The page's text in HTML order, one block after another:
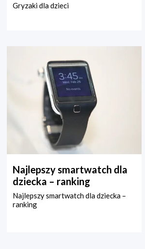
Gryzaki dla dzieci
Najlepszy smartwatch dla
dziecka – ranking
Najlepszy smartwatch dla dziecka –
ranking